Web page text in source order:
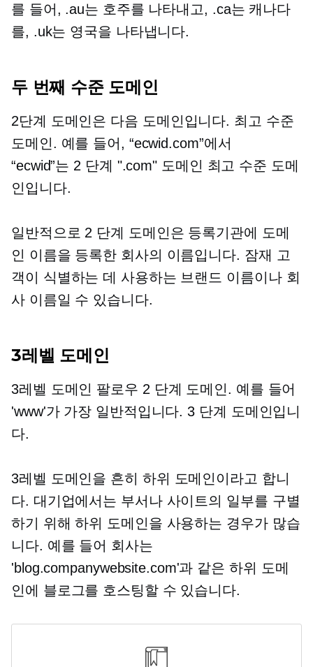
를 들어, .au는 호주를 나타내고, .ca는 캐나다
를, .uk는 영국을 나타냅니다.
두 번째 수준도메인
2단계 도메인은 다음 도메인입니다. 최고 수준
도메인. 예를 들어, “ecwid.com”에서
“ecwid”는 2 단계 ".com" 도메인 최고 수준 도메
인입니다.
일반적으로 2 단계
도메인은 등록기관에 도메
인 이름을 등록한 회사의 이름입니다. 잠재 고
객이 식별하는 데 사용하는 브랜드 이름이나 회
사 이름일 수 있습니다.
3레벨 도메인
3레벨 도메인 팔로우 2 단계
도메인. 예를 들어
'www'가 가장 일반적입니다.3 단계
도메인입니
다.
3레벨 도메인을 흔히 하위 도메인이라고 합니
다. 대기업에서는 부서나 사이트의 일부를 구별
하기 위해 하위 도메인을 사용하는 경우가 많습
니다. 예를 들어 회사는
'blog.companywebsite.com'과 같은 하위 도메
인에 블로그를 호스팅할 수 있습니다.